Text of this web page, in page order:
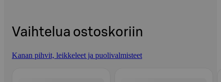
Vaihtelua ostoskoriin
Kanan pihvit, leikkeleet ja puolivalmisteet